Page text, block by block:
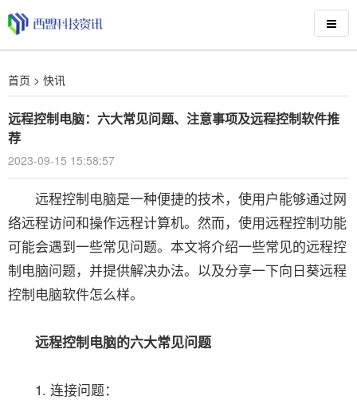
首页 > 快讯
远程控制电脑：六大常见问题、注意事项及远程控制软件推
荐
2023-09-15 15:58:57
远程控制电脑是一种便捷的技术，使用户能够通过网
络远程访问和操作远程计算机。然而，使用远程控制功能
可能会遇到一些常见问题。本文将介绍一些常见的远程控
制电脑问题，并提供解决办法。以及分享一下向日葵远程
控制电脑软件怎么样。
远程控制电脑的六大常见问题
1. 连接问题：